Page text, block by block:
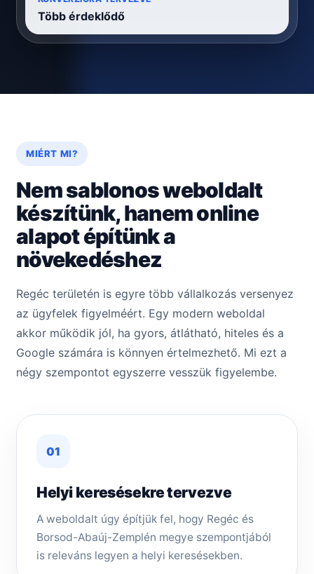
Több érdeklődő
MIÉRT MI?
Nem sablonos weboldalt
készítünk, hanem online
alapot építünk a
növekedéshez
Regéc területén is egyre több vállalkozás versenyez
az ügyfelek figyelméért. Egy modern weboldal
akkor működik jól, ha gyors, átlátható, hiteles és a
Google számára is könnyen értelmezhető. Mi ezt a
négy szempontot egyszerre vesszük figyelembe.
01
Helyi keresésekre tervezve
A weboldalt úgy építjük fel, hogy Regéc és
Borsod-Abaúj-Zemplén megye szempontjából
is releváns legyen a helyi keresésekben.